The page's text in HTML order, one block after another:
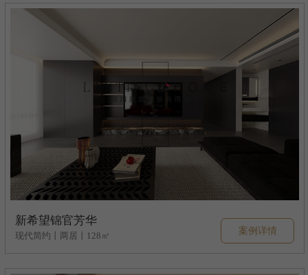
新希望锦官芳华
现代简约丨两居丨128㎡ 案例详情